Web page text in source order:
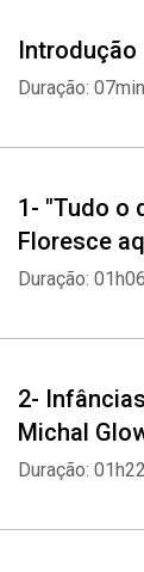
Introdução
Duração: 07min
1- "Tudo o
Floresce
Duração:
2-
Michal
Duração: